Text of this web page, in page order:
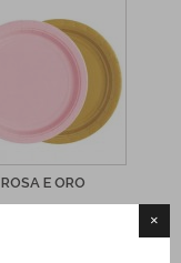
×
ROSA E ORO